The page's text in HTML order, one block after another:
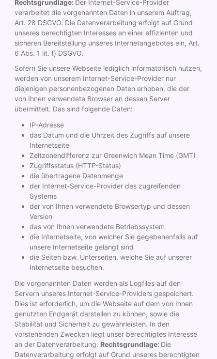
Rechtsgrundlage: Der Internet-Service-Provider
verarbeitet die vorgenannten Daten in unserem Auftrag,
Art. 28 DSGVO. Die Datenverarbeitung erfolgt auf Grund
unseres berechtigten Interesses an einer effizienten und
sicheren Bereitstellung unseres Internetangebotes ein, Art.
6 Abs. 1 lit. f) DSGVO.
Sofern Sie unsere Webseite lediglich informatorisch nutzen,
werden von unserem Internet-Service-Provider nur
diejenigen personenbezogenen Daten erhoben, die der
von Ihnen verwendete Browser an dessen Server
übermittelt. Das sind folgende Daten:
IP-Adresse
das Datum und die Uhrzeit des Zugriffs auf unsere
Internetseite
Zeitzonendifferenz zur Greenwich Mean Time (GMT)
Zugriffsstatus (HTTP-Status)
die übertragene Datenmenge
der Internet-Service-Provider des zugreifenden
Systems
der von Ihnen verwendete Browsertyp und dessen
Version
das von Ihnen verwendete Betriebssystem
die Internetseite, von welcher Sie gegebenenfalls auf
unsere Internetseite gelangt sind
die Seiten bzw. Unterseiten, welche Sie auf unserer
Internetseite besuchen.
Die vorgenannten Daten werden als Logfiles auf den
Servern unseres Internet-Service-Providers gespeichert.
Dies ist erforderlich, um die Webseite auf dem von Ihnen
genutzten Endgerät darstellen zu können, sowie die
Stabilität und Sicherheit zu gewährleisten. In den
vorstehenden Zwecken liegt unser berechtigtes Interesse
an der Datenverarbeitung. Rechtsgrundlage: Die
Datenverarbeitung erfolgt auf Grund unseres berechtigten